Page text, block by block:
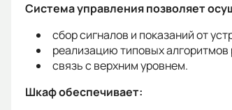
Система управления позволяет
сбор сигналов и показаний от
реализацию типовых
связь с верхним уровнем.
Шкаф обеспечивает: